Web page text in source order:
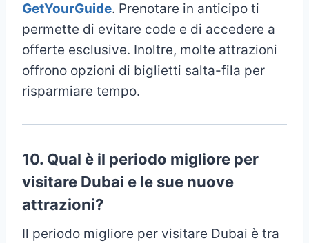
GetYourGuide. Prenotare in anticipo ti
permette di evitare code e di accedere a
offerte esclusive. Inoltre, molte attrazioni
offrono opzioni di biglietti salta-fila per
risparmiare tempo.
10. Qual è il periodo migliore per
visitare Dubai e le sue nuove
attrazioni?
Il periodo migliore per visitare Dubai è tra